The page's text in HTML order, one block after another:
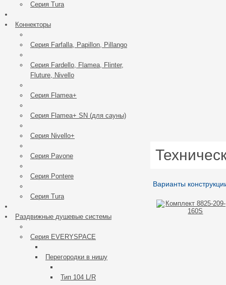
Серия Tura
Коннекторы
Серия Farfalla, Papillon, Pillango
Серия Fardello, Flamea, Flinter,
Fluture, Nivello
Серия Flаmea+
Серия Flamea+ SN (для сауны)
Серия Nivello+
Cерия Pavone
Серия Pontere
Серия Tura
Раздвижные душевые системы
Серия EVERYSPACE
Перегорoдки в нишу
Тип 104 L/R
Варианты